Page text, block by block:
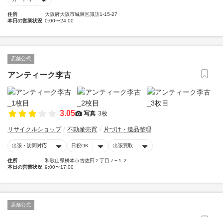
住所
大阪府大阪市城東区諏訪1-15-27
本日の営業状況 0:00〜24:00
店舗公式
アンティーク李古
3.05 写真 3枚
リサイクルショップ 不動産売買 片づけ・遺品整理
出張・訪問対応 日祝OK 出張買取
住所
和歌山県橋本市古佐田２丁目７−１２
本日の営業状況 9:00〜17:00
店舗公式